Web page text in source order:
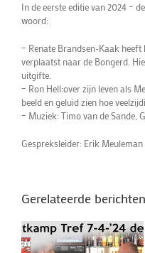
In de eerste editie van 2024 –
woord:
– Renate Brandsen-Kaak heeft
verplaatst naar de Bongerd.
uitgifte.
– ⁠Ron Hell:over zijn leven als
beeld en geluid zien hoe
– ⁠Muziek: Timo van de Sande,
Gespreksleider: Erik Meuleman
Gerelateerde berichten